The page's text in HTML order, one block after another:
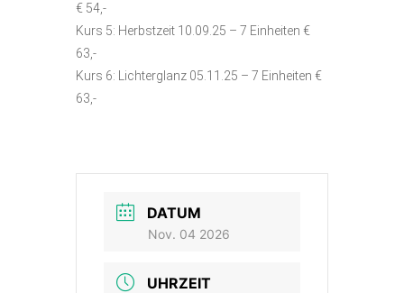
€ 54,-
Kurs 5: Herbstzeit 10.09.25 – 7 Einheiten €
63,-
Kurs 6: Lichterglanz 05.11.25 – 7 Einheiten €
63,-
DATUM
Nov. 04 2026
UHRZEIT